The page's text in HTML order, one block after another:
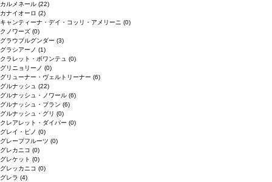
カルメネール (22)
カナイオーロ (2)
キャンティーナ・デイ・コッリ・アメリーニ (0)
クノワーズ (0)
グラウブルグンダー (3)
グラシアーノ (1)
クラレット・ボワンテュ (0)
グリニョリーノ (0)
グリューナー・ヴェルトリーナー (6)
グルナッシュ (22)
グルナッシュ・ノワール (6)
グルナッシュ・ブラン (6)
グルナッシュ・グリ (0)
クレアレット・ダイバー (0)
グレイ・ピノ (0)
グレープフルーツ (0)
グレカニコ (0)
グレケット (0)
グレッカニコ (0)
グレラ (4)